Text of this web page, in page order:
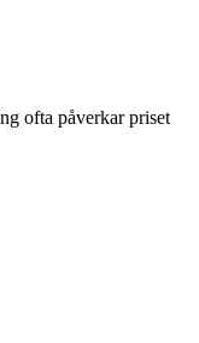
ofta påverkar priset